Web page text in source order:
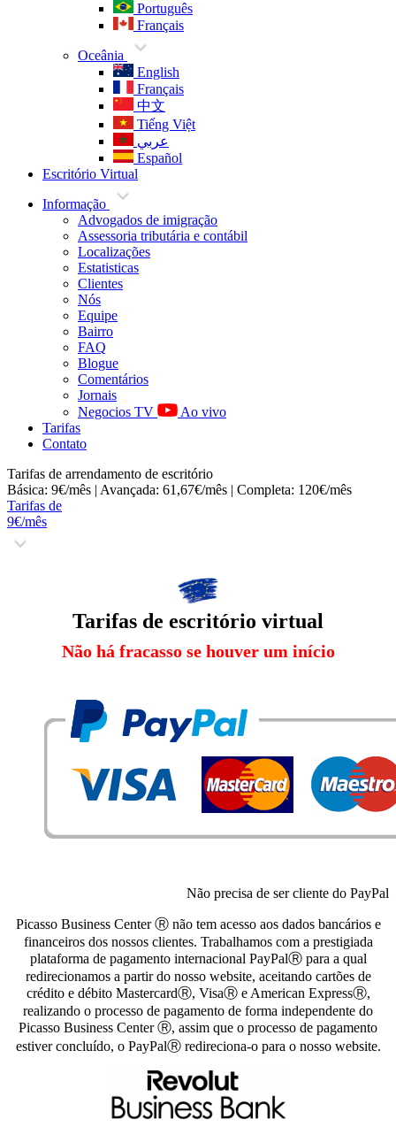
Português
Français
Oceânia
English
Français
中文
Tiếng Việt
عربي
Español
Escritório Virtual
Informação
Advogados de imigração
Assessoria tributária e contábil
Localizações
Estatisticas
Clientes
Nós
Equipe
Bairro
FAQ
Blogue
Comentários
Jornais
Negocios TV
Ao vivo
Tarifas
Contato
Tarifas de arrendamento de escritório
Básica: 9€/mês | Avançada: 61,67€/mês | Completa: 120€/mês
Tarifas de
9€/mês
Tarifas de escritório virtual
Não há fracasso se houver um início
Não precisa de ser cliente do PayPal
Picasso Business Center Ⓡ não tem acesso aos dados bancários e
financeiros dos nossos clientes. Trabalhamos com a prestigiada
plataforma de pagamento internacional PayPalⓇ para a qual
redirecionamos a partir do nosso website, aceitando cartões de
crédito e débito MastercardⓇ, VisaⓇ e American ExpressⓇ,
realizando o processo de pagamento de forma independente do
Picasso Business Center Ⓡ, assim que o processo de pagamento
estiver concluído, o PayPalⓇ redireciona-o para o nosso website.